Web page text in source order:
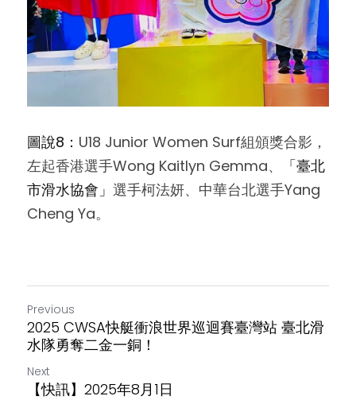
圖說8： U18 Junior Women Surf組頒獎合影，
左起香港選手Wong Kaitlyn Gemma、
「臺北
市滑水協會」 選手柯法妍、中華台北選手Yang
Cheng Ya。
Previous
2025 CWSA快艇衝浪世界巡迴賽臺灣站 臺北滑
水隊勇奪二金一銅！
Next
【快訊】2025年8月1日